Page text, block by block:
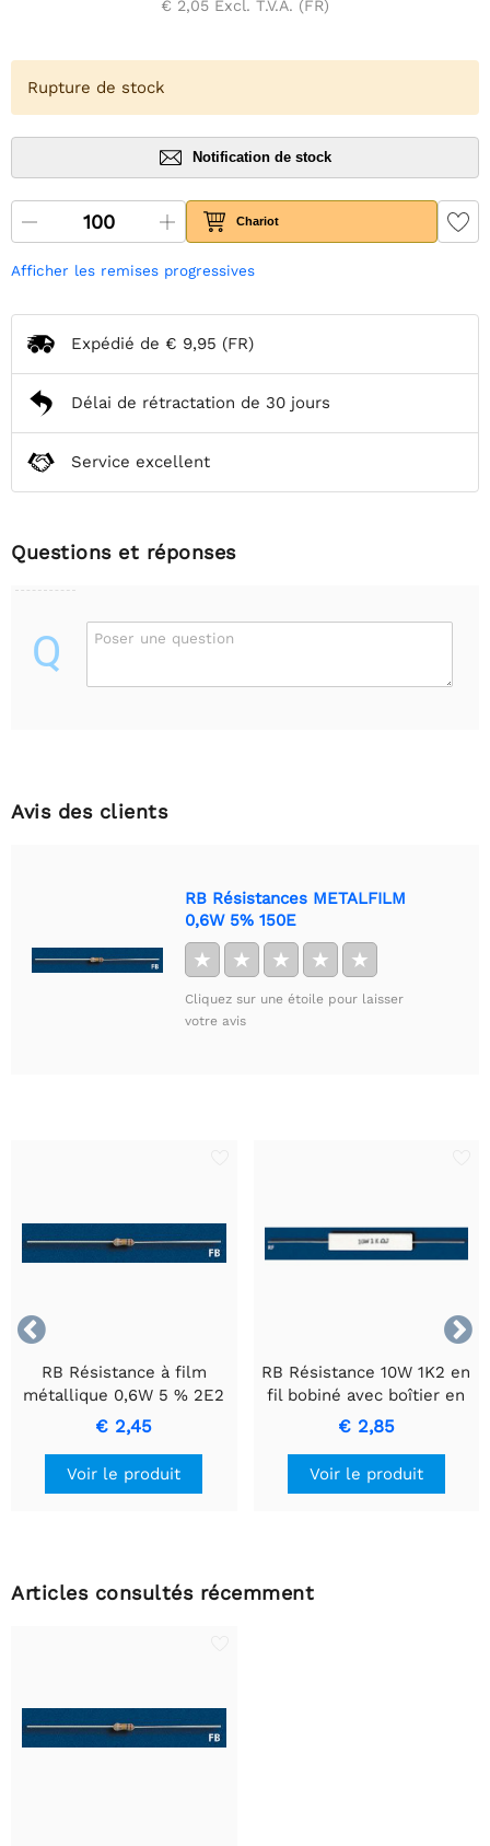
€ 2,05 Excl. T.V.A. (FR)
Rupture de stock
Notification de stock
Chariot
Afficher les remises progressives
Expédié de € 9,95 (FR)
Délai de rétractation de 30 jours
Service excellent
Questions et réponses
Q Poser une question
Avis des clients
RB Résistances METALFILM
0,6W 5% 150E
★ ★ ★ ★ ★
Cliquez sur une étoile pour laisser
votre avis


RB Résistance à film
métallique 0,6W 5 % 2E2
- Résistance de précision
durable
€ 2,45
Voir le produit
RB Résistance 10W 1K2 en
fil bobiné avec boîtier en
céramique.
€ 2,85
Voir le produit
Articles consultés récemment